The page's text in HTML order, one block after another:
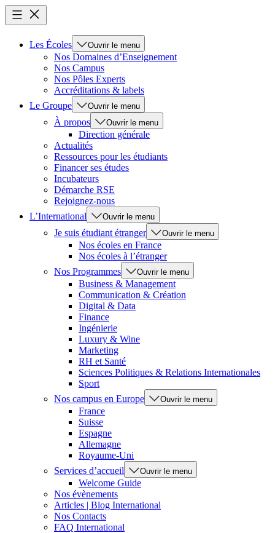
Les Écoles Ouvrir le menu
Nos Domaines d’Enseignement
Nos Campus
Nos Pôles Experts
Accréditations & labels
Le Groupe
Ouvrir le menu
À propos Ouvrir le menu
Direction générale
Actualités
Ressources pour les étudiants
Financer ses études
Incubateurs
Démarche RSE
Rejoignez-nous
L’International
Ouvrir le menu
Je suis étudiant étranger Ouvrir le menu
Nos écoles en France
Nos écoles à l’étranger
Nos Programmes
Ouvrir le menu
Business & Management
Communication & Création
Digital & Data
Finance
Ingénierie
Luxury & Wine
Marketing
RH et Santé
Sciences Politiques & Relations Internationales
Sport
Nos campus en Europe
Ouvrir le menu
France
Suisse
Espagne
Allemagne
Royaume-Uni
Services d’accueil
Ouvrir le menu
Welcome Guide
Nos évènements
Articles | Blog International
Nos Contacts
FAQ International